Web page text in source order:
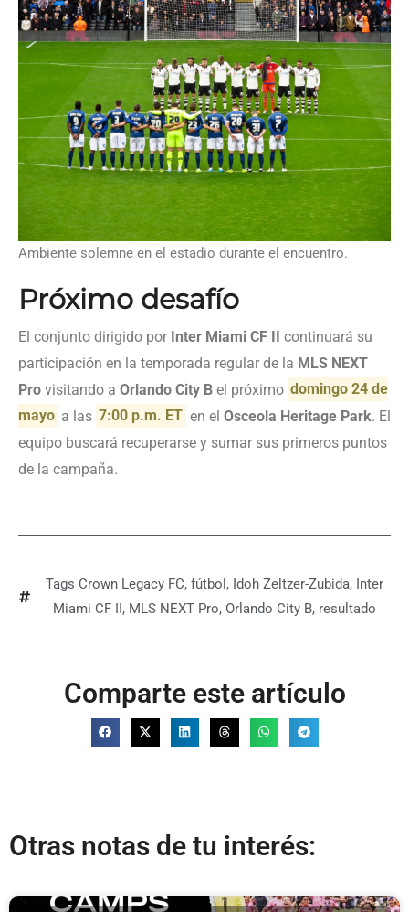
Ambiente solemne en el estadio durante el encuentro.
Próximo desafío
El conjunto dirigido por Inter Miami CF II continuará su
participación en la temporada regular de la MLS NEXT
Pro visitando a Orlando City B el próximo domingo 24 de
mayo a las 7:00 p.m. ET en el Osceola Heritage Park. El
equipo buscará recuperarse y sumar sus primeros puntos
de la campaña.
Tags Crown Legacy FC, fútbol , Idoh Zeltzer-Zubida, Inter
Miami CF II, MLS NEXT Pro, Orlando City B, resultado
Comparte este artículo
Otras notas de tu interés: